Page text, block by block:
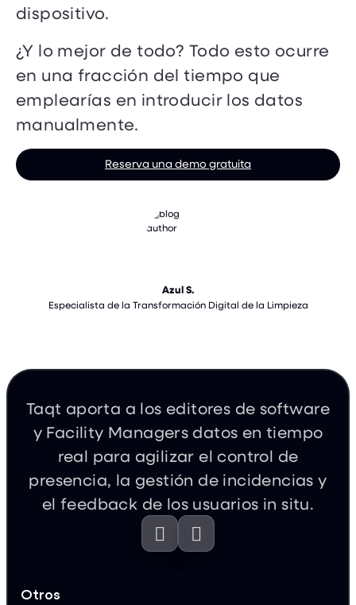
dispositivo.
¿Y lo mejor de todo? Todo esto ocurre
en una fracción del tiempo que
emplearías en introducir los datos
manualmente.
Reserva una demo gratuita
Azul S.
Especialista de la Transformación Digital de la Limpieza
Taqt aporta a los editores de software
y Facility Managers datos en tiempo
real para agilizar el control de
presencia, la gestión de incidencias y
el feedback de los usuarios in situ.


Otros